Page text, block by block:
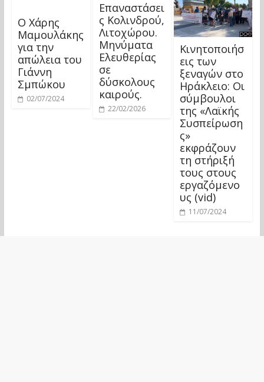
Ο Χάρης
Μαμουλάκης
για την
απώλεια του
Γιάννη
Σμπώκου
02/07/2024
Επαναστάσει
ς Κολινδρού,
Λιτοχώρου.
Μηνύματα
Ελευθερίας
σε
δύσκολους
καιρούς.
22/02/2026
Κινητοποιήσ
εις των
ξεναγών στο
Ηράκλειο: Οι
σύμβουλοι
της «Λαϊκής
Συσπείρωση
ς»
εκφράζουν
τη στήριξή
τους στους
εργαζόμενο
υς (vid)
11/07/2024